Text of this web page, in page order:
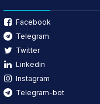
Facebook
Telegram
Twitter
Linkedin
Instagram
Telegram-bot